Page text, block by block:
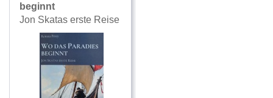
beginnt
Jon Skatas erste Reise